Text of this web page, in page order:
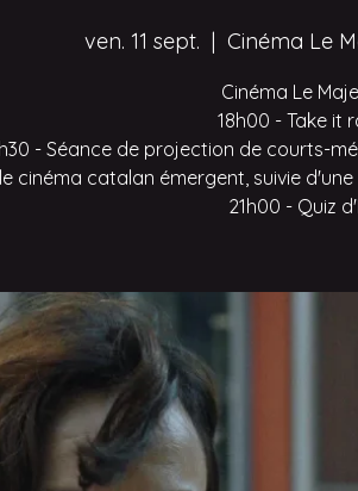
ven. 11 sept.
  |
Cinéma Le
Cinéma Le
18h00 - Take it
- Séance de projection de courts-
le cinéma catalan émergent, suivie
21h00 - Quiz